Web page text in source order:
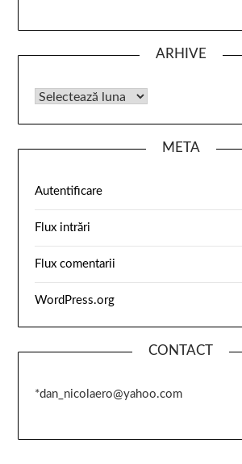
ARHIVE
META
Autentificare
Flux intrări
Flux comentarii
WordPress.org
CONTACT
*dan_nicolaero@yahoo.com